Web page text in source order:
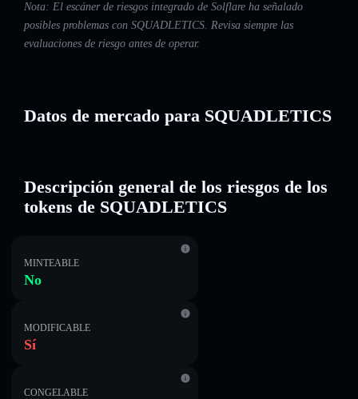
Nota: El escáner de riesgos integrado de Solflare ha señalado
posibles problemas con SQUADLETICS. Revisa siempre las
evaluaciones de riesgo antes de operar.
Datos de mercado para SQUADLETICS
Descripción general de los riesgos de los
tokens de SQUADLETICS
MINTEABLE
No
MODIFICABLE
Sí
CONGELABLE